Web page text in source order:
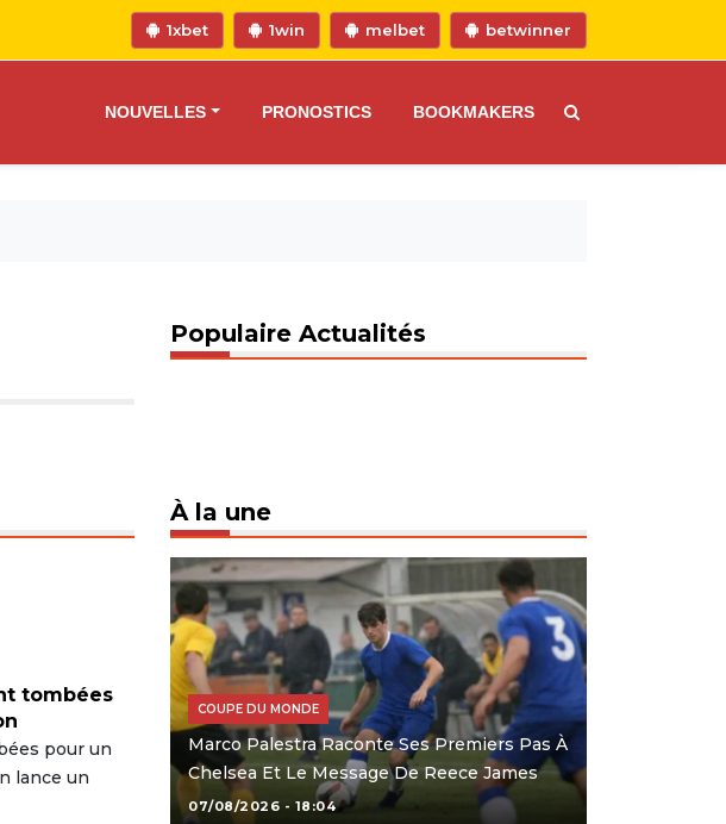
1xbet 1win melbet betwinner
NOUVELLES PRONOSTICS BOOKMAKERS
Populaire Actualités
tombées
pour un
lance un
À la une
COUPE DU MONDE
Marco Palestra Raconte Ses Premiers Pas À
Chelsea Et Le Message De Reece James
07/08/2026 - 18:04